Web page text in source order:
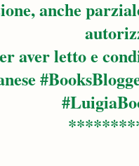
anche
aver letto e